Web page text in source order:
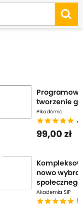
tworzenie
Pikademia
99,00 zł
nowo
społecznego
Akademia SIP